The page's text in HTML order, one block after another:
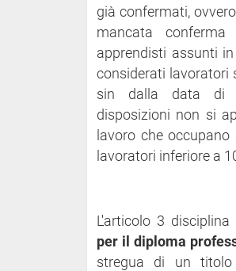
già confermati,
mancata
apprendisti assunti
considerati lavoratori
sin dalla data di
disposizioni non si
lavoro che
lavoratori inferiore a
L'articolo 3 disciplina
per il diploma
stregua di un